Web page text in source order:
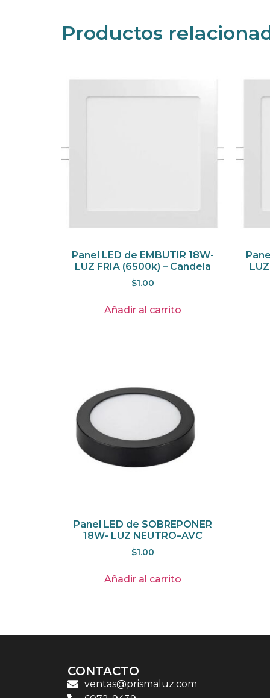
Productos
Panel LED de EMBUTIR 18W-
LUZ FRIA (6500k) – Candela
$1.00
Añadir al carrito
Panel LED de SOBREPONER
18W- LUZ NEUTRO–AVC
$1.00
Añadir al carrito
CONTACTO
ventas@prismaluz.com